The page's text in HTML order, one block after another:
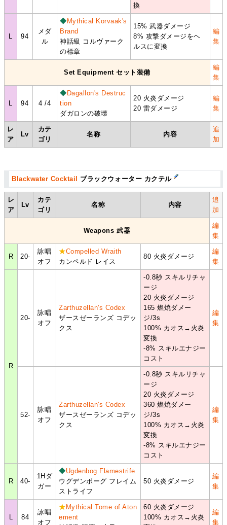
レ
ア
Lv
カテ
ゴリ
名称 内容
追
加
換
L 94
メダ
ル
◆ Mythical Korvaak's
Brand
神話級 コルヴァーク
の標章
15% 武器ダメージ
8% 攻撃ダメージをヘ
ルスに変換
編
集
Set Equipment セット装備
編
集
L 94 4 /4
◆ Dagallon's Destruc
tion
ダガロンの破壊
20 火炎ダメージ
20 雷ダメージ
編
集
Blackwater Cocktail ブラックウォーター カクテル
レ
ア
Lv
カテ
ゴリ
名称 内容
追
加
Weapons 武器
編
集
R 20-
詠唱
オフ
★Compelled Wraith
カンペルド レイス
80 火炎ダメージ
編
集
R
20-
詠唱
オフ
Zarthuzellan's Codex
ザースゼーランズ コデッ
クス
-0.8秒 スキルリチャ
ージ
20 火炎ダメージ
165 燃焼ダメー
ジ/3s
100% カオス→火炎
変換
-8% スキルエナジー
コスト
編
集
52-
詠唱
オフ
Zarthuzellan's Codex
ザースゼーランズ コデッ
クス
-0.8秒 スキルリチャ
ージ
20 火炎ダメージ
360 燃焼ダメー
ジ/3s
100% カオス→火炎
変換
-8% スキルエナジー
コスト
編
集
R 40-
1Hダ
ガー
◆Ugdenbog Flamestrife
ウグデンボーグ フレイム
ストライフ
50 火炎ダメージ
編
集
84
詠唱
オフ
★ Mythical Tome of Aton
ement
60 火炎ダメージ
100% カオス→火炎
編
集